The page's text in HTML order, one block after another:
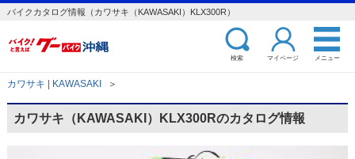
バイクカタログ情報（カワサキ（KAWASAKI）KLX300R）
検索 マイページ メニュー
カワサキ | KAWASAKI ＞
カワサキ（KAWASAKI）KLX300Rのカタログ情報